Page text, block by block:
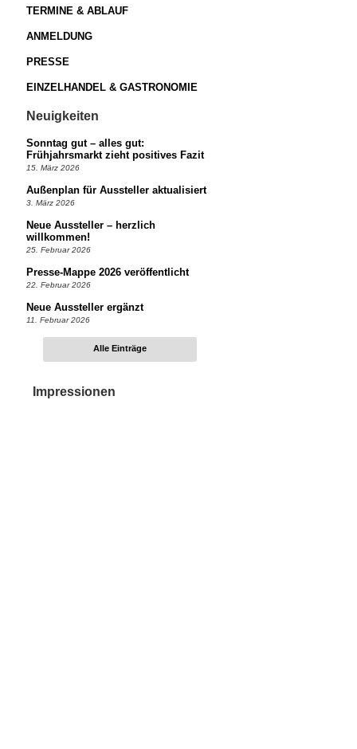
TERMINE & ABLAUF
ANMELDUNG
PRESSE
EINZELHANDEL & GASTRONOMIE
Neuigkeiten
Sonntag gut – alles gut:
Frühjahrsmarkt zieht positives Fazit
15. März 2026
Außenplan für Aussteller aktualisiert
3. März 2026
Neue Aussteller – herzlich
willkommen!
25. Februar 2026
Presse-Mappe 2026 veröffentlicht
22. Februar 2026
Neue Aussteller ergänzt
11. Februar 2026
Alle Einträge
Impressionen